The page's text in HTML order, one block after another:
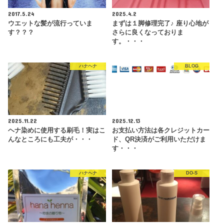
2017.5.24
ウエットな髪が流行っていま
す？？？
2025.4.2
まずは１脚修理完了♪ 座り心地が
さらに良くなっておりま
す。・・・
ハナヘナ
2025.11.22
ヘナ染めに使用する刷毛！実はこ
んなところにも工夫が・・・
BLOG
2025.12.13
お支払い方法は各クレジットカー
ド、QR決済がご利用いただけま
す・・・
ハナヘナ DO-S